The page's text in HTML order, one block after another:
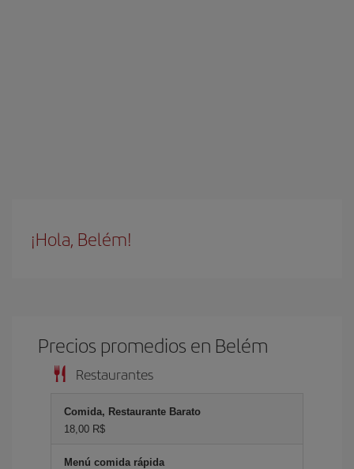
¡Hola, Belém!
Precios promedios en Belém
Restaurantes
Comida, Restaurante Barato
18,00 R$
Menú comida rápida